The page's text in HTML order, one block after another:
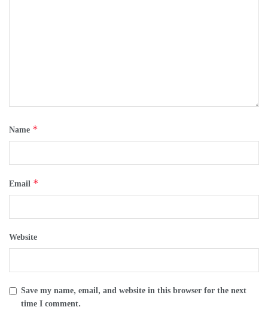
Name *
Email *
Website
Save my name, email, and website in this browser for the next
time I comment.